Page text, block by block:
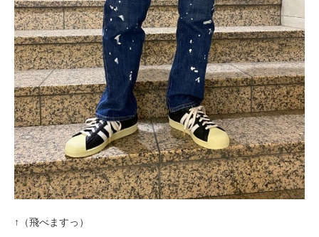
↑（飛べますっ）